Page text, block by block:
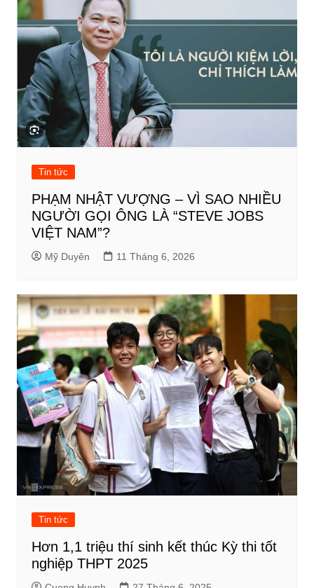
Tin tức
PHẠM NHẬT VƯỢNG – VÌ SAO NHIỀU
NGƯỜI GỌI ÔNG LÀ “STEVE JOBS
VIỆT NAM”?
Mỹ Duyên 11 Tháng 6, 2026
Tin tức
Hơn 1,1 triệu thí sinh kết thúc Kỳ thi tốt
nghiệp THPT 2025